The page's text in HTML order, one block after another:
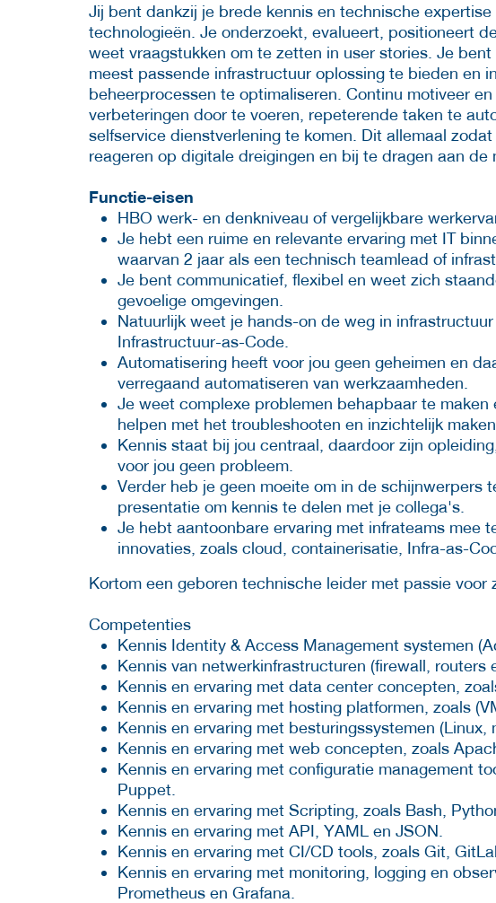
Jij bent dankzij je brede kennis en technische
technologieën. Je onderzoekt, evalueert, positioneert
weet vraagstukken om te zetten in user stories. Je
meest passende infrastructuur oplossing te bieden en
beheerprocessen te optimaliseren. Continu motiveer
verbeteringen door te voeren, repeterende taken te
selfservice dienstverlening te komen. Dit allemaal
reageren op digitale dreigingen en bij te dragen aan de
Functie-eisen
HBO werk- en denkniveau of vergelijkbare
Je hebt een ruime en relevante ervaring met IT
waarvan 2 jaar als een technisch teamlead of
Je bent communicatief, flexibel en weet zich
gevoelige omgevingen.
Natuurlijk weet je hands-on de weg in
Infrastructuur-as-Code.
Automatisering heeft voor jou geen geheimen en
verregaand automatiseren van werkzaamheden.
Je weet complexe problemen behapbaar te maken
helpen met het troubleshooten en inzichtelijk
Kennis staat bij jou centraal, daardoor zijn
voor jou geen probleem.
Verder heb je geen moeite om in de schijnwerpers
presentatie om kennis te delen met je collega's.
Je hebt aantoonbare ervaring met infrateams mee
innovaties, zoals cloud, containerisatie, Infra-as-
Kortom een geboren technische leider met passie voor
Competenties
Kennis Identity & Access Management systemen
Kennis van netwerkinfrastructuren (firewall, routers
Kennis en ervaring met data center concepten,
Kennis en ervaring met hosting platformen, zoals
Kennis en ervaring met besturingssystemen
Kennis en ervaring met web concepten, zoals
Kennis en ervaring met configuratie management
Puppet.
Kennis en ervaring met Scripting, zoals Bash,
Kennis en ervaring met API, YAML en JSON.
Kennis en ervaring met CI/CD tools, zoals Git,
Kennis en ervaring met monitoring, logging en
Prometheus en Grafana.